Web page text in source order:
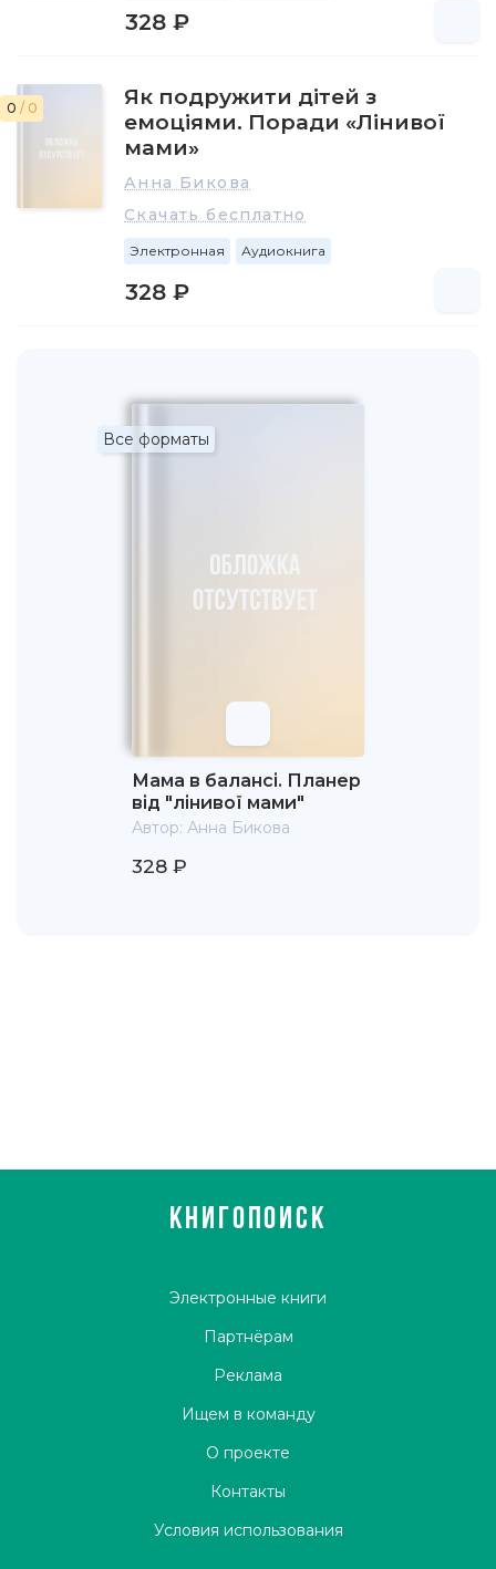
328 ₽
0 / 0
Як подружити дітей з
емоціями. Поради «Лінивої
мами»
Анна Бикова
Скачать бесплатно
Электронная Аудиокнига
328 ₽
Все форматы
Мама в балансі. Планер
від "лінивої мами"
Автор: Анна Бикова
328 ₽
КНИГОПОИСК
Электронные книги
Партнёрам
Реклама
Ищем в команду
О проекте
Контакты
Условия использования